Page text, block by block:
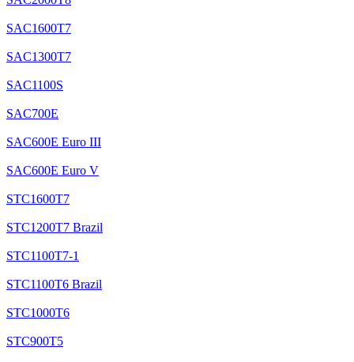
SAC1600T7
SAC1300T7
SAC1100S
SAC700E
SAC600E Euro III
SAC600E Euro V
STC1600T7
STC1200T7 Brazil
STC1100T7-1
STC1100T6 Brazil
STC1000T6
STC900T5